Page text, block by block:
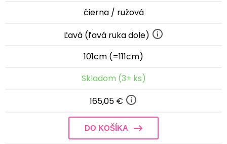
čierna / ružová
Ľavá (ľavá ruka dole)
101cm (=111cm)
Skladom (3+ ks)
165,05 €
DO KOŠÍKA